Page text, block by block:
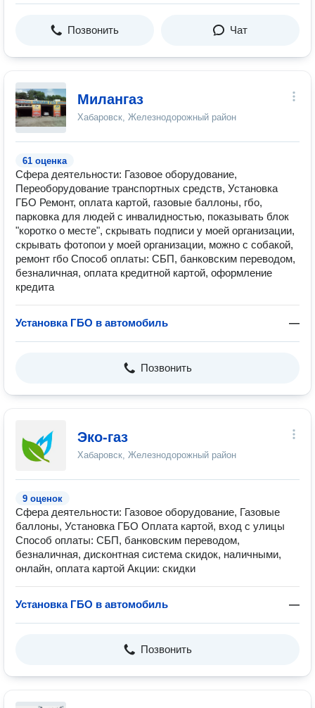
Позвонить Чат
Милангаз
Хабаровск, Железнодорожный район
61 оценка
Сфера деятельности: Газовое оборудование,
Переоборудование транспортных средств, Установка
ГБО Ремонт, оплата картой, газовые баллоны, гбо,
парковка для людей с инвалидностью, показывать блок
"коротко о месте", скрывать подписи у моей организации,
скрывать фотопои у моей организации, можно с собакой,
ремонт гбо Способ оплаты: СБП, банковским переводом,
безналичная, оплата кредитной картой, оформление
кредита
Установка ГБО в автомобиль —
Позвонить
Эко-газ
Хабаровск, Железнодорожный район
9 оценок
Сфера деятельности: Газовое оборудование, Газовые
баллоны, Установка ГБО Оплата картой, вход с улицы
Способ оплаты: СБП, банковским переводом,
безналичная, дисконтная система скидок, наличными,
онлайн, оплата картой Акции: скидки
Установка ГБО в автомобиль —
Позвонить